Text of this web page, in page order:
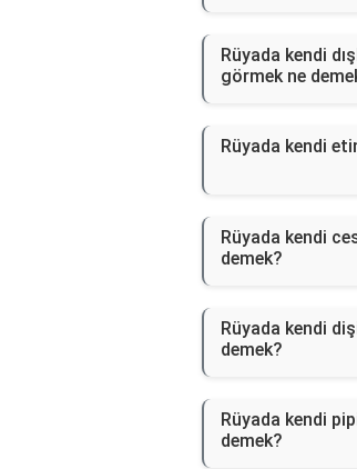
Rüyada kendi
görmek ne
Rüyada kendi
Rüyada kendi
demek?
Rüyada kendi
demek?
Rüyada kendi
demek?